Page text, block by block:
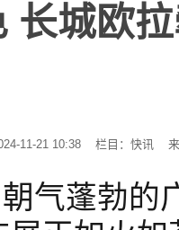
长城欧
11-21 10:38 栏目：快讯
朝气蓬勃